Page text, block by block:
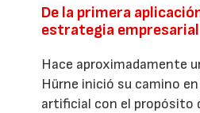
De la primera
estrategia empresarial
Hace aproximadamente
Hürne inició su camino
artificial con el propósito